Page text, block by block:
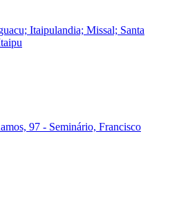
Itaipulandia; Missal; Santa
97 - Seminário, Francisco